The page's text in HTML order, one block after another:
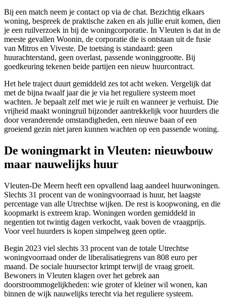
Bij een match neem je contact op via de chat. Bezichtig elkaars
woning, bespreek de praktische zaken en als jullie eruit komen, dien
je een ruilverzoek in bij de woningcorporatie. In Vleuten is dat in de
meeste gevallen Woonin, de corporatie die is ontstaan uit de fusie
van Mitros en Viveste. De toetsing is standaard: geen
huurachterstand, geen overlast, passende woninggrootte. Bij
goedkeuring tekenen beide partijen een nieuw huurcontract.
Het hele traject duurt gemiddeld zes tot acht weken. Vergelijk dat
met de bijna twaalf jaar die je via het reguliere systeem moet
wachten. Je bepaalt zelf met wie je ruilt en wanneer je verhuist. Die
vrijheid maakt woningruil bijzonder aantrekkelijk voor huurders die
door veranderende omstandigheden, een nieuwe baan of een
groeiend gezin niet jaren kunnen wachten op een passende woning.
De woningmarkt in Vleuten: nieuwbouw
maar nauwelijks huur
Vleuten-De Meern heeft een opvallend laag aandeel huurwoningen.
Slechts 31 procent van de woningvoorraad is huur, het laagste
percentage van alle Utrechtse wijken. De rest is koopwoning, en die
koopmarkt is extreem krap. Woningen worden gemiddeld in
negentien tot twintig dagen verkocht, vaak boven de vraagprijs.
Voor veel huurders is kopen simpelweg geen optie.
Begin 2023 viel slechts 33 procent van de totale Utrechtse
woningvoorraad onder de liberalisatiegrens van 808 euro per
maand. De sociale huursector krimpt terwijl de vraag groeit.
Bewoners in Vleuten klagen over het gebrek aan
doorstroommogelijkheden: wie groter of kleiner wil wonen, kan
binnen de wijk nauwelijks terecht via het reguliere systeem.